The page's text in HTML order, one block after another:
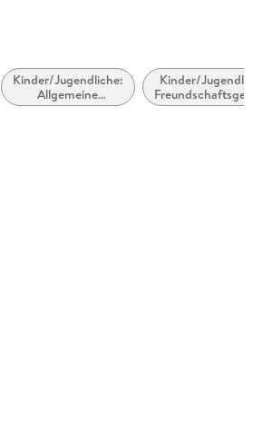
Kinder/Jugendliche:
Allgemeine
Interessen:
Kinder/